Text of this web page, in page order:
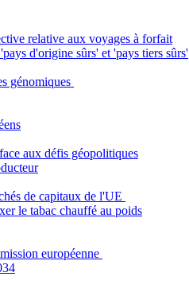
relative aux voyages à forfait
d'origine sûrs' et 'pays tiers sûrs'
génomiques
aux défis géopolitiques
de capitaux de l'UE
le tabac chauffé au poids
européenne